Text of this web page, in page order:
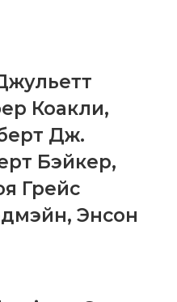
Коакли,
Дж.
Бэйкер,
Грейс
, Энсон